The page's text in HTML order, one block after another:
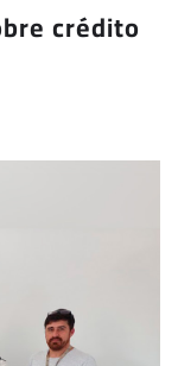
crédito